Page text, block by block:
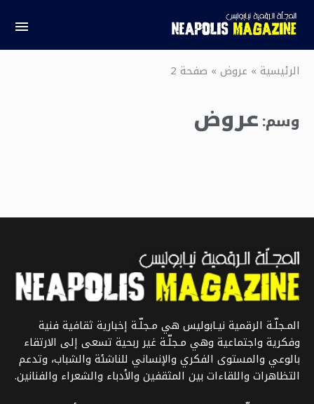
الرئيسية» عروض» صفحة 2
وسم:عروض
المـجلّـة الرقمية نيـابوليس هي مـجلّـة إخبارية ثقافية فنية
وفكرية واجتماعية وهي مـجلّـة غير ربحية تسعى إلى الارتقاء
بالوعي والمستوى الفكري والإنساني للناشئة والشباب، وتدعم
التظاهرات واللقاءات بين المثقفين والأدباء والشعراء والفنانين.